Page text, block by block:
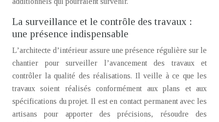
La surveillance et le contrôle des travaux :
une présence indispensable
L’architecte d’intérieur assure une présence régulière sur le
chantier pour surveiller l’avancement des travaux et
contrôler la qualité des réalisations. Il veille à ce que les
travaux soient réalisés conformément aux plans et aux
spécifications du projet. Il est en contact permanent avec les
artisans pour apporter des précisions, résoudre des